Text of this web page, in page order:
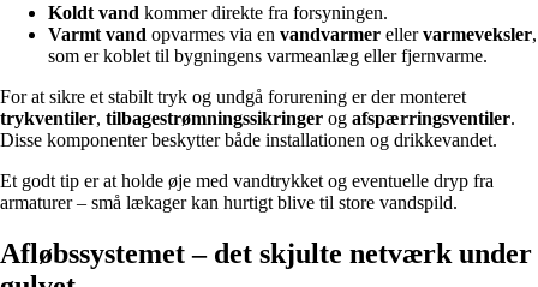
Koldt vand kommer direkte fra forsyningen.
Varmt vand opvarmes via en vandvarmer ellervarmeveksler,
som er koblet til bygningens varmeanlæg eller fjernvarme.
For at sikre et stabilt tryk og undgå forurening er der monteret
trykventiler, tilbagestrømningssikringer og afspærringsventiler.
Disse komponenter beskytter både installationen og drikkevandet.
Et godt tip er at holde øje med vandtrykket og eventuelle dryp fra
armaturer – små lækager kan hurtigt blive til store vandspild.
Afløbssystemet – det skjulte netværk under